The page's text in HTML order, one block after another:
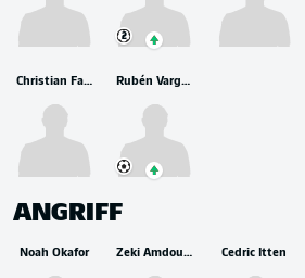
2
Christian Fassnacht Rubén Vargas
ANGRIFF
Noah Okafor Zeki Amdouni Cedric Itten